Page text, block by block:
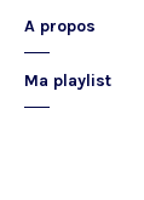
A propos
Ma playlist